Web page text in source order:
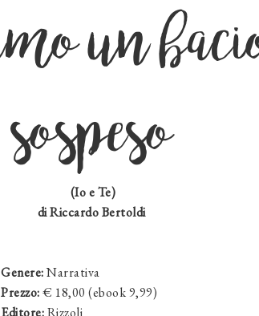
un
sospeso
(Io e Te)
di Riccardo Bertoldi
Genere:Narrativa
Prezzo:€ 18,00 (ebook 9,99)
Editore:Rizzoli